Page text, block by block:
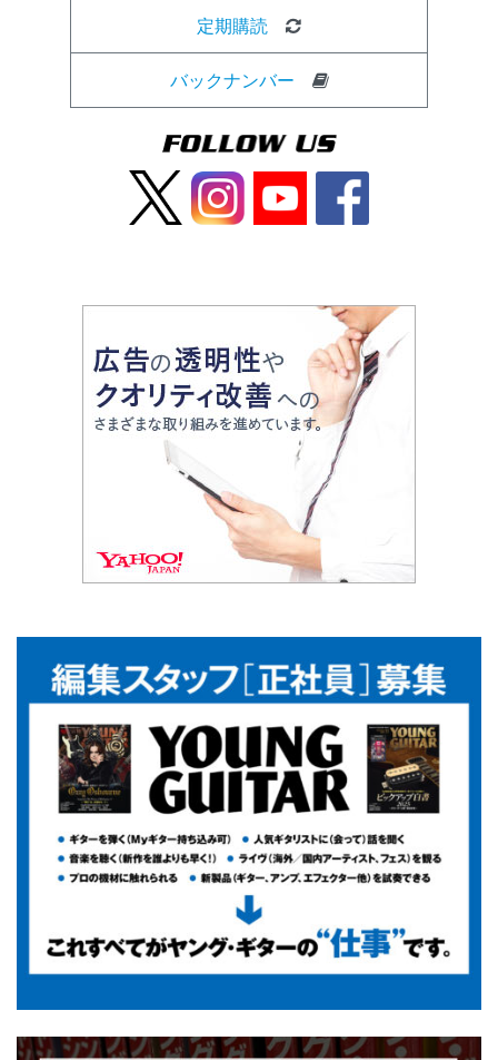
定期購読
バックナンバー